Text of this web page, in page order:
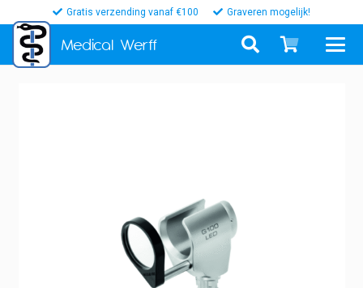
Gratis verzending vanaf €100 Graveren mogelijk!
Medical Werff